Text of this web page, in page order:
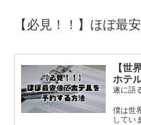
【必見！！】 ほぼ最
【世
ホテ
遂に語
僕は世
してい